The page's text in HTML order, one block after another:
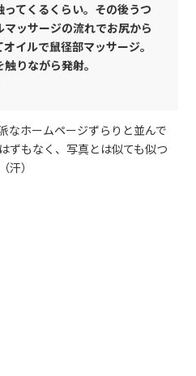
てくるくらい。その後うつ
ッサージの流れでお尻から
イルで鼠径部マッサージ。
りながら発射。
なホームページずらりと並んで
ずもなく、写真とは似ても似つ
）